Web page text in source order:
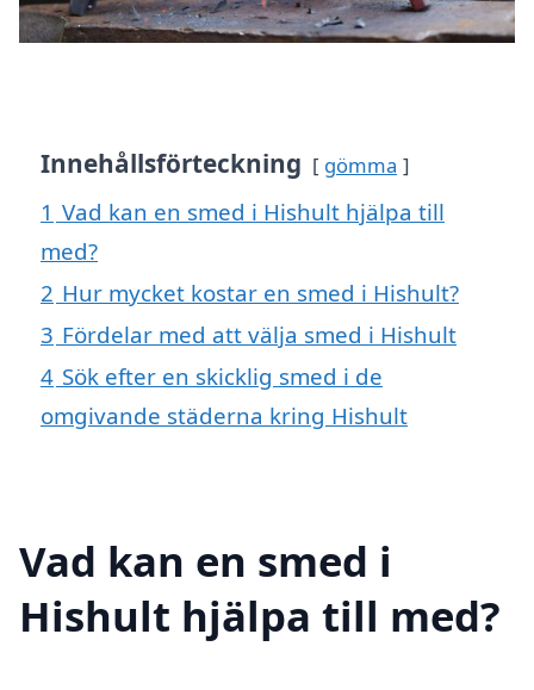
Innehållsförteckning gömma
1 Vad kan en smed i Hishult hjälpa till
med?
2 Hur mycket kostar en smed i Hishult?
3 Fördelar med att välja smed i Hishult
4 Sök efter en skicklig smed i de
omgivande städerna kring Hishult
Vad kan en smed i
Hishult hjälpa till med?